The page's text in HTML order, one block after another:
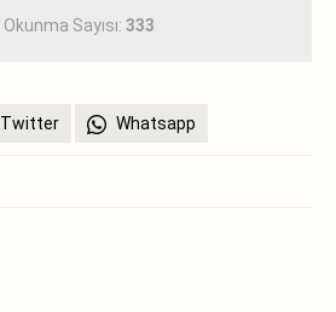
Okunma Sayısı: 333
Twitter Whatsapp